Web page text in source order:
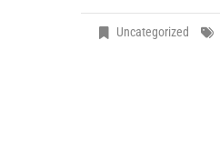
Uncategorized